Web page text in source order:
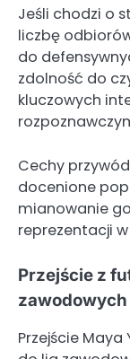
Jeśli chodzi o
liczbę
do
zdolność do
kluczowych
Cechy
docenione
mianowanie
reprezentacji
Przejście z
zawodowych
Przejście